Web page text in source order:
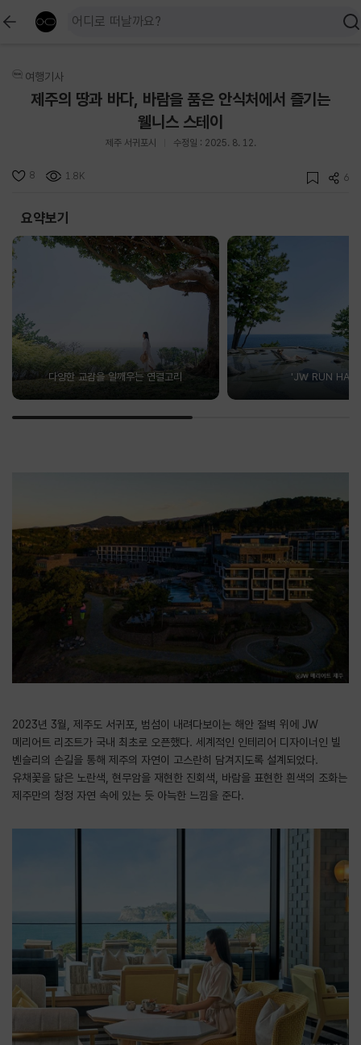
여행기사
제주의 땅과 바다, 바람을 품은 안식처에서 즐기는
웰니스 스테이
제주 서귀포시 수정일 : 2025. 8. 12.
8 1.8K 6
요약보기
다양한 교감을 일깨우는 연결고리 'JW RUN
2023년 3월, 제주도 서귀포, 범섬이 내려다보이는 해안 절벽 위에 JW
메리어트 리조트가 국내 최초로 오픈했다. 세계적인 인테리어 디자이너인 빌
벤슬리의 손길을 통해 제주의 자연이 고스란히 담겨지도록 설계되었다.
유채꽃을 닮은 노란색, 현무암을 재현한 진회색, 바람을 표현한 흰색의 조화는
제주만의 청정 자연 속에 있는 듯 아늑한 느낌을 준다.